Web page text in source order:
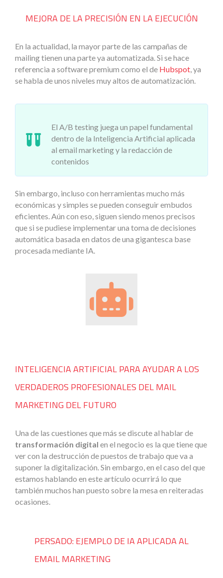
MEJORA DE LA PRECISIÓN EN LA EJECUCIÓN
En la actualidad, la mayor parte de las campañas de
mailing tienen una parte ya automatizada. Si se hace
referencia a software premium como el de Hubspot , ya
se habla de unos niveles muy altos de automatización.
El A/B testing juega un papel fundamental
dentro de la Inteligencia Artificial aplicada
al email marketing y la redacción de
contenidos
Sin embargo, incluso con herramientas mucho más
económicas y simples se pueden conseguir embudos
eficientes. Aún con eso, siguen siendo menos precisos
que si se pudiese implementar una toma de decisiones
automática basada en datos de una gigantesca base
procesada mediante IA.
INTELIGENCIA ARTIFICIAL PARA AYUDAR A LOS
VERDADEROS PROFESIONALES DEL MAIL
MARKETING DEL FUTURO
Una de las cuestiones que más se discute al hablar de
transformación digital en el negocio es la que tiene que
ver con la destrucción de puestos de trabajo que va a
suponer la digitalización. Sin embargo, en el caso del que
estamos hablando en este artículo ocurrirá lo que
también muchos han puesto sobre la mesa en reiteradas
ocasiones.
PERSADO: EJEMPLO DE IA APLICADA AL
EMAIL MARKETING